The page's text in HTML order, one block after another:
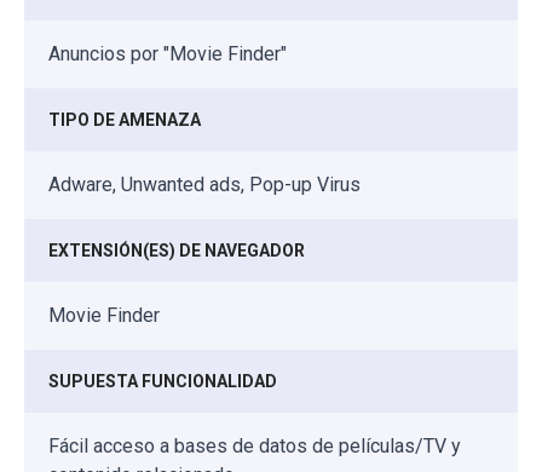
Anuncios por "Movie Finder"
TIPO DE AMENAZA
Adware, Unwanted ads, Pop-up Virus
EXTENSIÓN(ES) DE NAVEGADOR
Movie Finder
SUPUESTA FUNCIONALIDAD
Fácil acceso a bases de datos de películas/TV y